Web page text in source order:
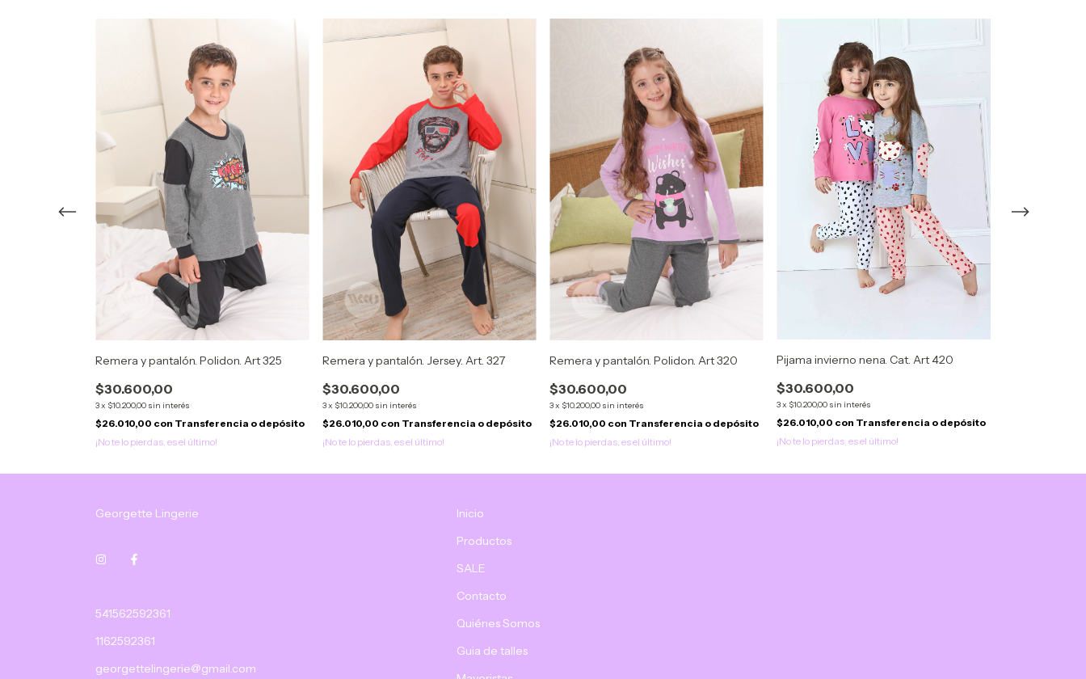
Remera y pantalón. Polidon. Art 325
$30.600,00
3x $10.200,00 sin interés
$26.010,00 con Transferencia o depósito
¡No te lo pierdas, es el último!
Remera y pantalón. Jersey. Art. 327
$30.600,00
3x $10.200,00 sin interés
$26.010,00 con Transferencia o depósito
¡No te lo pierdas, es el último!
Remera y pantalón. Polidon. Art 320
$30.600,00
3x $10.200,00 sin interés
$26.010,00 con Transferencia o depósito
¡No te lo pierdas, es el último!
Pijama invierno nena. Cat. Art 420
$30.600,00
3x $10.200,00 sin interés
$26.010,00 con Transferencia o depósito
¡No te lo pierdas, es el último!
Georgette Lingerie
541562592361
1162592361
georgettelingerie@gmail.com
Inicio
Productos
SALE
Contacto
Quiénes Somos
Guia de talles